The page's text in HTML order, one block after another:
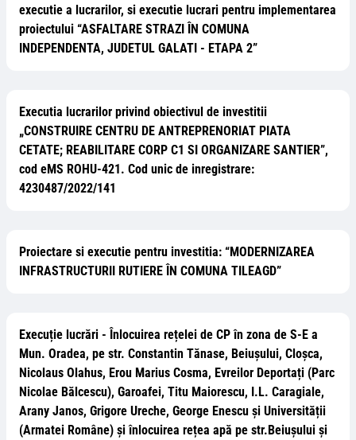
executie a lucrarilor, si executie lucrari pentru implementarea
proiectului “ASFALTARE STRAZI ÎN COMUNA
INDEPENDENTA, JUDETUL GALATI - ETAPA 2”
Executia lucrarilor privind obiectivul de investitii
„CONSTRUIRE CENTRU DE ANTREPRENORIAT PIATA
CETATE; REABILITARE CORP C1 SI ORGANIZARE SANTIER”,
cod eMS ROHU-421. Cod unic de inregistrare:
4230487/2022/141
Proiectare si executie pentru investitia: “MODERNIZAREA
INFRASTRUCTURII RUTIERE ÎN COMUNA TILEAGD”
Execuție lucrări - Înlocuirea rețelei de CP în zona de S-E a
Mun. Oradea, pe str. Constantin Tănase, Beiușului, Cloșca,
Nicolaus Olahus, Erou Marius Cosma, Evreilor Deportați (Parc
Nicolae Bălcescu), Garoafei, Titu Maiorescu, I.L. Caragiale,
Arany Janos, Grigore Ureche, George Enescu și Universității
(Armatei Române) și înlocuirea rețea apă pe str.Beiușului și